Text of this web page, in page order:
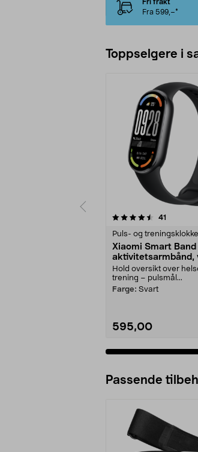
Fri frakt
Fra 599,–*
Toppselgere i
41
Puls- og
Xiaomi Smart Band
aktivitetsarmbånd,
Hold oversikt over
trening – pulsmål...
Farge: Svart
595,00
4.0 av 5
Passende